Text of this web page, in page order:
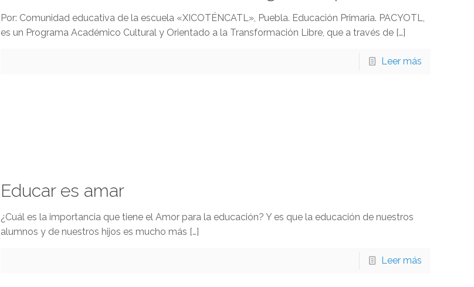
Por: Comunidad educativa de la escuela «XICOTÉNCATL», Puebla. Educación Primaria. PACYOTL,
es un Programa Académico Cultural y Orientado a la Transformación Libre, que a través de[…]
Leer más
Educar es amar
¿Cuál es la importancia que tiene el Amor para la educación? Y es que la educación de nuestros
alumnos y de nuestros hijos es mucho más […]
Leer más